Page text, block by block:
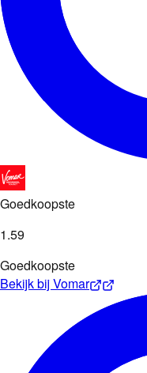
Goedkoopste
1.59
Goedkoopste
Bekijk bijVomar